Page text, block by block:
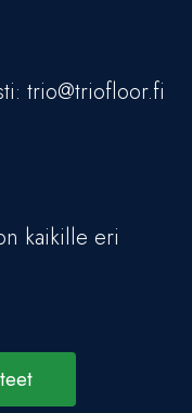
trio@triofloor.fi
kaikille eri